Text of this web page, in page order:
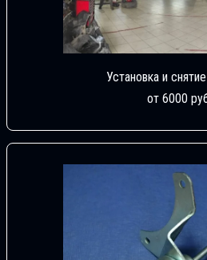
Установка и
от 6000